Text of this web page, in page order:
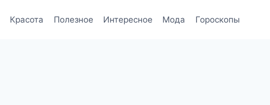
Красота Полезное Интересное Мода Гороскопы